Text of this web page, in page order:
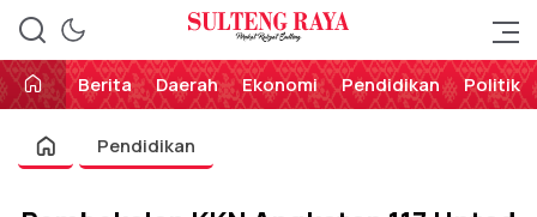
Sulteng Raya
Perekat Rakyat Sulteng
Berita
Daerah Ekonomi Pendidikan Politik
Pendidikan